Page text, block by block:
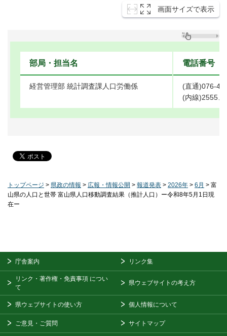
画面サイズで表示
部局・担当名 電話番号
経営管理部 統計調査課人口労働係
(直通)076-
(内線)2555、
トップページ > 県政の情報 > 広報・情報公開 > 報道発表 > 2026年 > 6月 > 富
山県の人口と世帯 富山県人口移動調査結果（推計人口）ー令和8年5月1日現
在ー
庁舎案内 リンク集
リンク・著作権・免責事項 につい
て
県ウェブサイトの考え方
県ウェブサイトの使い方 個人情報について
ご意見・ご質問 サイトマップ